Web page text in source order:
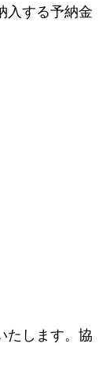
する予納金
します。協